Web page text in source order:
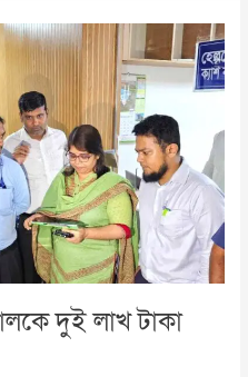
দুই লাখ টাকা